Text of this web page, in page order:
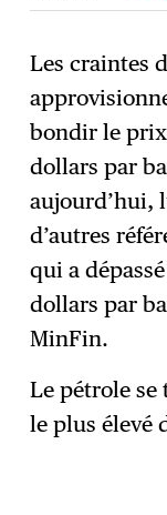
→ S'abonner
Les craintes
bondir le prix
dollars par
aujourd’hui,
d’autres
qui a
dollars par
MinFin.
Le pétrole se
le plus élevé